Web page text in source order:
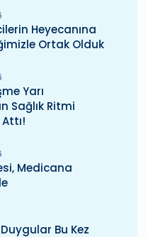
Heyecanına
Ortak Olduk
Yarı
Sağlık Ritmi
Medicana
Bu Kez